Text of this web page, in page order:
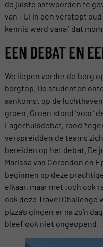
de juiste antwoorden te
van TUI in een verstopt
kennis werd vanaf dat
EEN DEBAT EN
We liepen verder de berg
bergtop. De studenten
aankomst op de
groen. Groen stond ‘voor’
Lagerhuisdebat, rood
verspreidden de teams
bereiden op het debat. De
Marissa van Corendon en
beginnen op deze
elkaar, maar met toch ook
ook deze Travel Challenge
pizza’s gingen er na zo’n
bleef ook niet ongeopend.